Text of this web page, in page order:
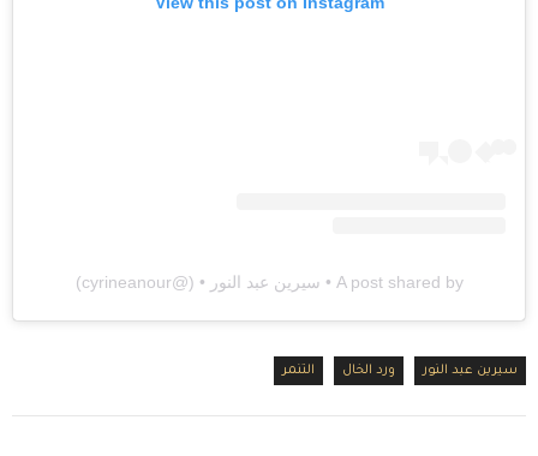
A post shared by • سيرين عبد النور • (@cyrineanour)
سيرين عبد النور ورد الخال التنمر